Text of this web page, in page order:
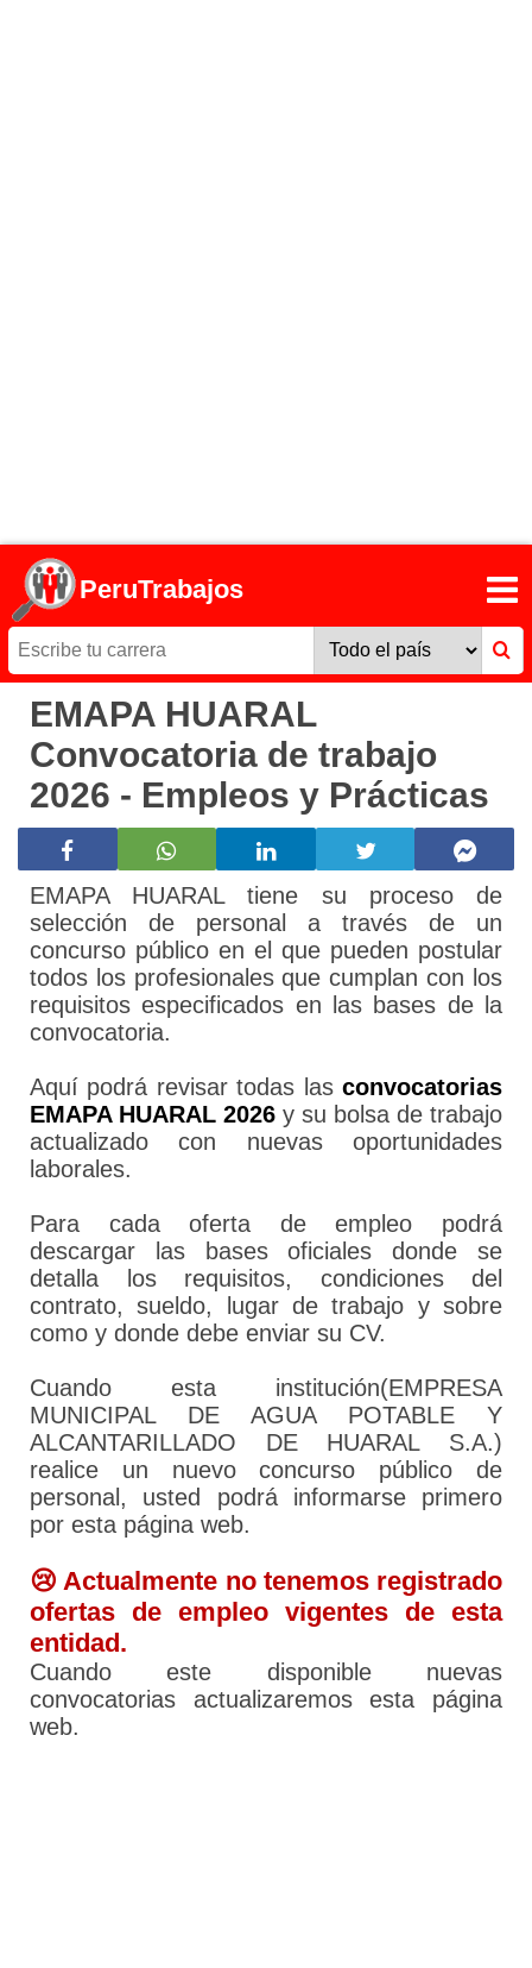
PeruTrabajos
EMAPA HUARAL
Convocatoria de trabajo
2026 - Empleos y Prácticas
EMAPA HUARAL tiene su proceso de
selección de personal a través de un
concurso público en el que pueden postular
todos los profesionales que cumplan con los
requisitos especificados en las bases de la
convocatoria.
Aquí podrá revisar todas las convocatorias
EMAPA HUARAL 2026 y su bolsa de trabajo
actualizado con nuevas oportunidades
laborales.
Para cada oferta de empleo podrá
descargar las bases oficiales donde se
detalla los requisitos, condiciones del
contrato, sueldo, lugar de trabajo y sobre
como y donde debe enviar su CV.
Cuando esta institución(EMPRESA
MUNICIPAL DE AGUA POTABLE Y
ALCANTARILLADO DE HUARAL S.A.)
realice un nuevo concurso público de
personal, usted podrá informarse primero
por esta página web.
😢 Actualmente no tenemos registrado
ofertas de empleo vigentes de esta
entidad.
Cuando este disponible nuevas
convocatorias actualizaremos esta página
web.